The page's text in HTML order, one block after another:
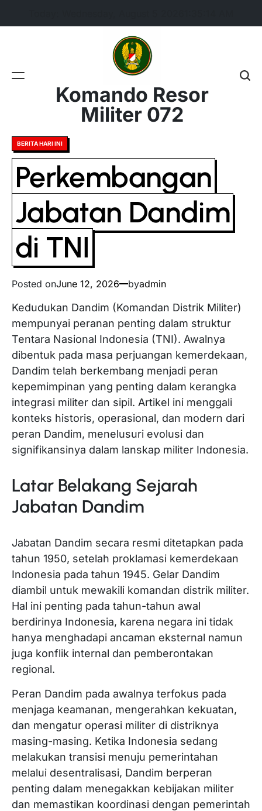
Komando Resor
Militer 072
Posted
in
BERITA HARI INI
Perkembangan
Jabatan Dandim
di TNI
Posted onJune 12, 2026 byadmin
Kedudukan Dandim (Komandan Distrik Militer)
mempunyai peranan penting dalam struktur
Tentara Nasional Indonesia (TNI). Awalnya
dibentuk pada masa perjuangan kemerdekaan,
Dandim telah berkembang menjadi peran
kepemimpinan yang penting dalam kerangka
integrasi militer dan sipil. Artikel ini menggali
konteks historis, operasional, dan modern dari
peran Dandim, menelusuri evolusi dan
signifikansinya dalam lanskap militer Indonesia.
Latar Belakang Sejarah
Jabatan Dandim
Jabatan Dandim secara resmi ditetapkan pada
tahun 1950, setelah proklamasi kemerdekaan
Indonesia pada tahun 1945. Gelar Dandim
diambil untuk mewakili komandan distrik militer.
Hal ini penting pada tahun-tahun awal
berdirinya Indonesia, karena negara ini tidak
hanya menghadapi ancaman eksternal namun
juga konflik internal dan pemberontakan
regional.
Peran Dandim pada awalnya terfokus pada
menjaga keamanan, mengerahkan kekuatan,
dan mengatur operasi militer di distriknya
masing-masing. Ketika Indonesia sedang
melakukan transisi menuju pemerintahan
melalui desentralisasi, Dandim berperan
penting dalam menegakkan kebijakan militer
dan memastikan koordinasi dengan pemerintah